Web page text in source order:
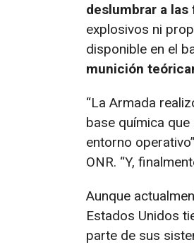
deslumbrar a
explosivos ni
disponible en el
munición
“La Armada
base química
entorno
ONR. “Y,
Aunque
Estados Unidos
parte de sus